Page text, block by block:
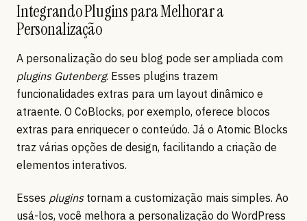
Integrando Plugins para Melhorar a
Personalização
A personalização do seu blog pode ser ampliada com
plugins Gutenberg. Esses plugins trazem
funcionalidades extras para um layout dinâmico e
atraente. O CoBlocks, por exemplo, oferece blocos
extras para enriquecer o conteúdo. Já o Atomic Blocks
traz várias opções de design, facilitando a criação de
elementos interativos.
Esses pluginstornam a customização mais simples. Ao
usá-los, você melhora a personalização do WordPress